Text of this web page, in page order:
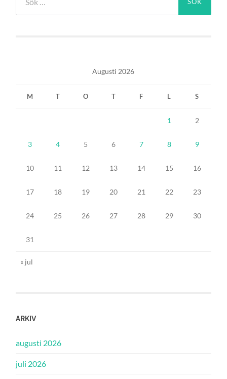
efter:
Augusti 2026
M T O T F L S
1 2
3 4 5 6 7 8 9
10 11 12 13 14 15 16
17 18 19 20 21 22 23
24 25 26 27 28 29 30
31
« jul
ARKIV
augusti 2026
juli 2026